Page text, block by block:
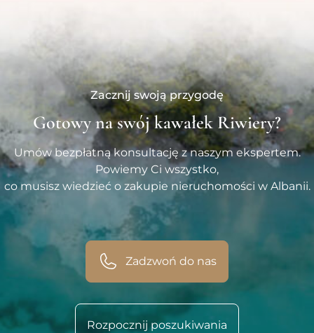
Zacznij swoją przygodę
Gotowy na swój kawałek Riwiery?
Umów bezpłatną konsultację z naszym ekspertem.
Powiemy Ci wszystko,
co musisz wiedzieć o zakupie nieruchomości w Albanii.
Zadzwoń do nas
Rozpocznij poszukiwania